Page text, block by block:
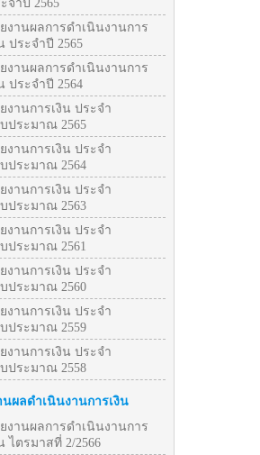
จำปี 2565
งานผลการดำเนินงานการ
ประจำปี 2565
งานผลการดำเนินงานการ
ประจำปี 2564
งานการเงิน ประจำ
ประมาณ 2565
งานการเงิน ประจำ
ประมาณ 2564
งานการเงิน ประจำ
ประมาณ 2563
งานการเงิน ประจำ
ประมาณ 2561
งานการเงิน ประจำ
ประมาณ 2560
งานการเงิน ประจำ
ประมาณ 2559
งานการเงิน ประจำ
ประมาณ 2558
นผลดำเนินงานการเงิน
งานผลการดำเนินงานการ
ไตรมาสที่ 2/2566